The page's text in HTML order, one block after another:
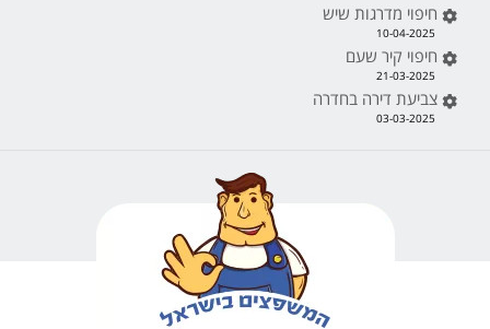
חיפוי מדרגות שיש
10-04-2025
חיפוי קיר שעם
21-03-2025
צביעת דירה בחדרה
03-03-2025